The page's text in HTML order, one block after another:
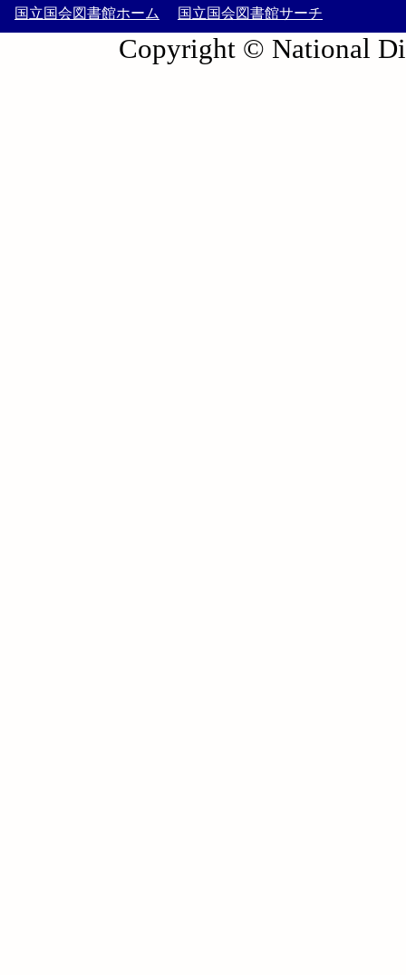
国立国会図書館ホーム 国立国会図書館サーチ
Copyright © National